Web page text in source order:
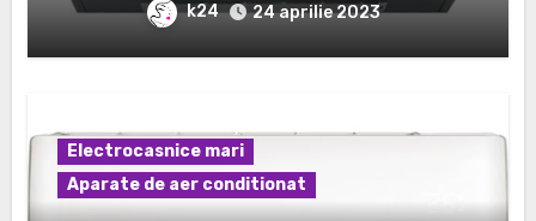
k24 24 aprilie 2023
Electrocasnice mari
Aparate de aer conditionat